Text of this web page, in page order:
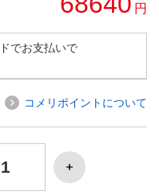
円
でお支払いで
コメリポイントについて